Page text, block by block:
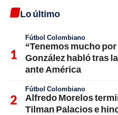
Lo último
Fútbol Colombiano
“Tenemos mucho
González habló tras
ante América
Fútbol Colombiano
Alfredo Morelos
Tilman Palacios e